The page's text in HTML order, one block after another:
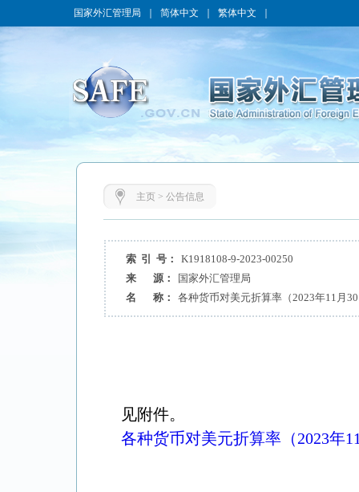
国家外汇管理局 简体中文 繁体中文
主页> 公告信息
索 引 号：
K1918108-9-2023-00250
来 源：
国家外汇管理局
名 称：
各种货币对美元折算率（2023年11月
见附件。
各种货币对美元折算率（2023年